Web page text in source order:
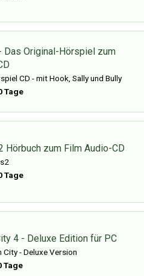
Das Original-Hörspiel zum
CD - mit Hook, Sally und Bully
Tage
Hörbuch zum Film Audio-CD
Tage
4 - Deluxe Edition für PC
City - Deluxe Version
Tage